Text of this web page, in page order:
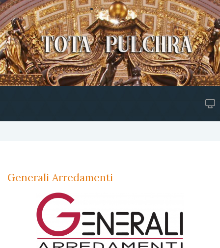
Generali Arredamenti